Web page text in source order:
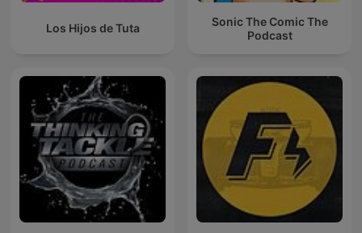
Los Hijos de Tuta
Sonic The Comic The
Podcast